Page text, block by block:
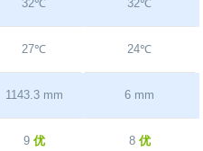
32℃ 32℃
27℃ 24℃
1143.3 mm 6 mm
9 优 8 优